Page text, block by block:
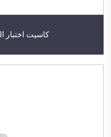
كاسيت اختبار